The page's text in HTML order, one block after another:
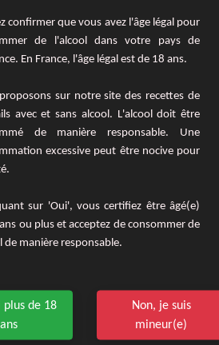
une boisson raffinée et vibrante qui combine la
1
confirmer que vous avez l'âge légal pour
de l'alcool dans votre pays de
En France, l'âge légal est de 18 ans.
sur notre site des recettes de
avec et sans alcool. L'alcool doit être
de manière responsable. Une
excessive peut être nocive pour
sur 'Oui', vous certifiez être âgé(e)
ou plus et acceptez de consommer de
de manière responsable.
de 18
ans
Non, je suis
mineur(e)